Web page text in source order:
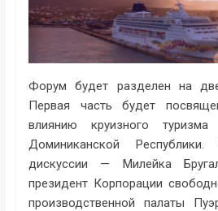
Форум будет разделен на
Первая часть будет
влиянию круизного
Доминиканской Республики.
дискуссии — Милейка
президент Корпорации
производственной палаты